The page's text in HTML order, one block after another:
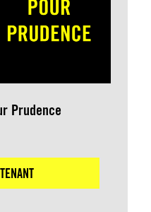
Prudence